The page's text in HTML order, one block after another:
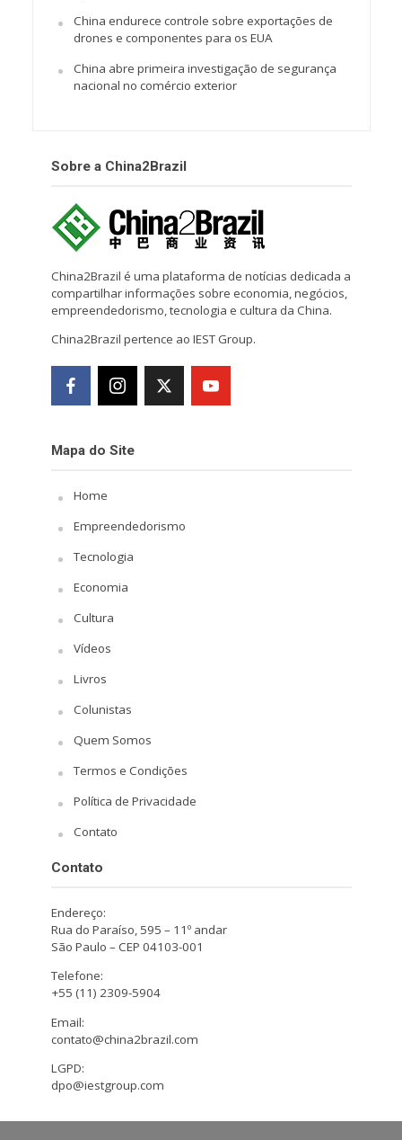
China endurece controle sobre exportações de
drones e componentes para os EUA
China abre primeira investigação de segurança
nacional no comércio exterior
Sobre a China2Brazil
China2Brazil é uma plataforma de notícias dedicada a
compartilhar informações sobre economia, negócios,
empreendedorismo, tecnologia e cultura da China.
China2Brazil pertence ao IEST Group.
Mapa do Site
Home
Empreendedorismo
Tecnologia
Economia
Cultura
Vídeos
Livros
Colunistas
Quem Somos
Termos e Condições
Política de Privacidade
Contato
Contato
Endereço:
Rua do Paraíso, 595 – 11º andar
São Paulo – CEP 04103-001
Telefone:
+55 (11) 2309-5904
Email:
contato@china2brazil.com
LGPD:
dpo@iestgroup.com